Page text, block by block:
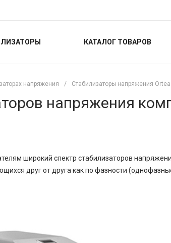
КАТАЛОГ ТОВАРОВ
напряжения / Стабилизаторы напряжения Ortea
напряжения
широкий спектр стабилизаторов
друг от друга как по фазности